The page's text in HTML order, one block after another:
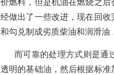
经做出了一些改进，现在回
和勾兑制成劣质柴油和润滑油
而可靠的处理方式则是通
透明的基础油，然后根据标